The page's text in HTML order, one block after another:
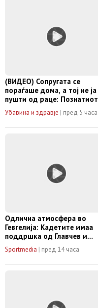
(ВИДЕО) Сопругата се
пораѓаше дома, а тој не ја
пушти од раце: Познатиот
јутјубер по вторпат стана
татко и ги воодушеви сите!
Убавина и здравје | пред 5 часа
Одлична атмосфера во
Гевгелија: Кадетите имаа
поддршка од Главчев и
Илиевски (ВИДЕО+ФОТО)
Sportmedia | пред 14 часа